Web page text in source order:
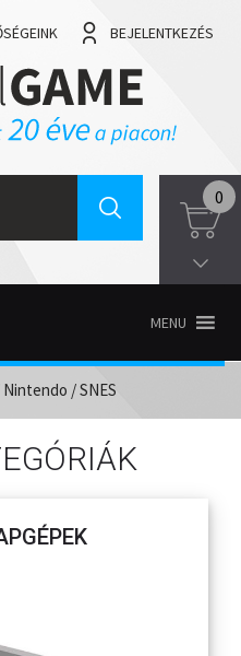
BEJELENTKEZÉS
0
MENU
Nintendo / SNES